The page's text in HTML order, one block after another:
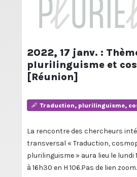
2022, 17 janv. :
plurilinguisme et
[Réunion]
Traduction, plurilinguisme,
La rencontre des chercheurs
transversal « Traduction,
plurilinguisme » aura lieu le lundi
à 16h30 en H 106.Pas de lien